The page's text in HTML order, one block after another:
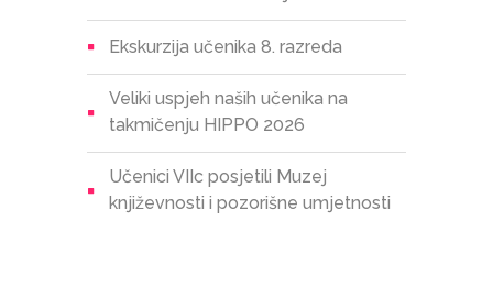
Ekskurzija učenika 8. razreda
Veliki uspjeh naših učenika na
takmičenju HIPPO 2026
Učenici VIIc posjetili Muzej
književnosti i pozorišne umjetnosti